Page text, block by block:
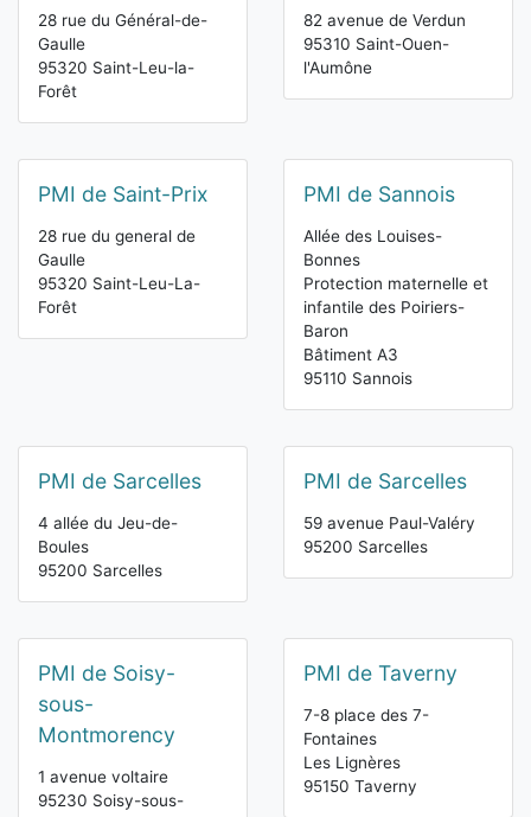
28 rue du Général-de-
Gaulle
95320 Saint-Leu-la-
Forêt
82 avenue de Verdun
95310 Saint-Ouen-
l'Aumône
PMI de Saint-Prix
28 rue du general de
Gaulle
95320 Saint-Leu-La-
Forêt
PMI de Sannois
Allée des Louises-
Bonnes
Protection maternelle et
infantile des Poiriers-
Baron
Bâtiment A3
95110 Sannois
PMI de Sarcelles
4 allée du Jeu-de-
Boules
95200 Sarcelles
PMI de Sarcelles
59 avenue Paul-Valéry
95200 Sarcelles
PMI de Soisy-
sous-
Montmorency
1 avenue voltaire
95230 Soisy-sous-
PMI de Taverny
7-8 place des 7-
Fontaines
Les Lignères
95150 Taverny